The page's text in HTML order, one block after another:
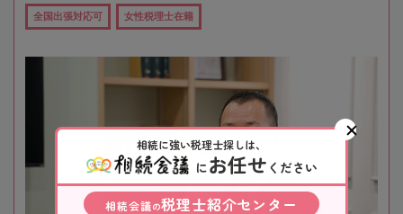
全国出張対応可 女性税理士在籍
相続に強い税理士探しは、
にお任せ ください
相続会議の税理士紹介センター